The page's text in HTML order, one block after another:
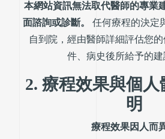
本網站資訊無法取代醫師的專業
面諮詢或診斷。
任何療程的決定
自到院，經由醫師詳細評估您
件、病史後所給予的建
2. 療程效果與個
明
療程效果因人而